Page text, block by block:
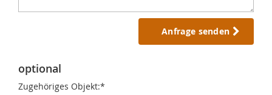
Anfrage senden
optional
Zugehöriges Objekt:*